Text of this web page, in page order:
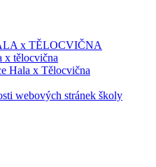
x TĚLOCVIČNA
x tělocvična
Hala x Tělocvična
webových stránek školy